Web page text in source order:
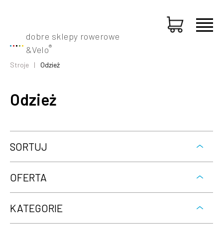
dobre sklepy rowerowe
&Velo®
Stroje Odzież
Odzież
SORTUJ
OFERTA
KATEGORIE